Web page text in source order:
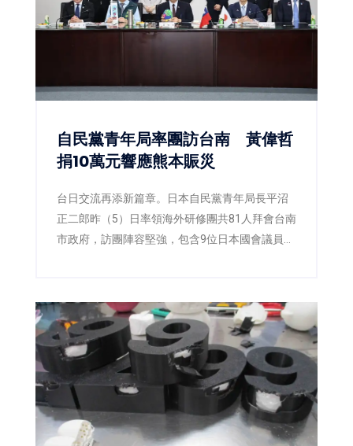
自民黨青年局率團訪台南 黃偉哲
捐10萬元響應熊本賑災
台日交流再添新篇章。日本自民黨青年局長平沼
正二郎昨（5）日率領海外研修團共81人拜會台南
市政府，訪團陣容堅強，包含9位日本國會議員，
恩恩熱情接待，雙方除就城市交流、青年互動及
未來合作交換意見外，也共同關注日前熊本強震
災情。黃偉哲更宣布以個人名義捐出新台幣10萬
元，響應台南市政府「0728日本熊本賑災專
案」，盼凝聚更多社會力量，協助災區儘速重
建。